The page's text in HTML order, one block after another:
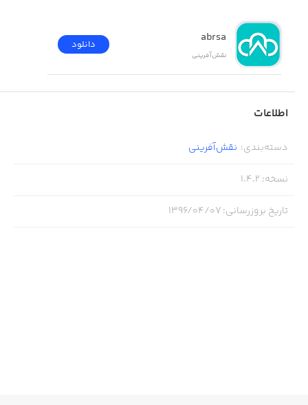
abrsa
نقش‌آفرینی
دانلود
اطلاعات
دسته‌بندی: نقش‌آفرینی
نسخه:
1.4.2
تاریخ بروزرسانی:۱۳۹۶/۰۴/۰۷